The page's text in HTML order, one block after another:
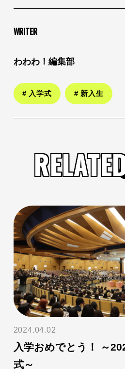
WRITER
わわわ！編集部
# 入学式 # 新入生
2024.04.02
入学おめでとう！ ～
式～